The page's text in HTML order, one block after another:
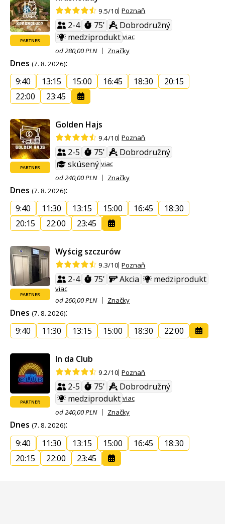
PARTNER
9.5/10 Poznaň
2-4 75'
Dobrodružný
medziprodukt viac
od 280,00 PLN
Značky
Dnes (7. 8. 2026):
9:40
13:15 15:00 16:45 18:30
20:15
22:00
23:45
PARTNER
Golden Hajs
9.4/10 Poznaň
2-5 75'
Dobrodružný
skúsený viac
od 240,00 PLN
Značky
Dnes (7. 8. 2026):
9:40
11:30 13:15 15:00 16:45
18:30
20:15
22:00 23:45
PARTNER
Wyścig szczurów
9.3/10 Poznaň
2-4 75' Akcia medziprodukt
viac
od 260,00 PLN
Značky
Dnes (7. 8. 2026):
9:40
11:30 13:15 15:00 18:30 22:00
PARTNER
In da Club
9.2/10 Poznaň
2-5 75'
Dobrodružný
medziprodukt viac
od 240,00 PLN
Značky
Dnes (7. 8. 2026):
9:40
11:30 13:15 15:00 16:45
18:30
20:15
22:00 23:45